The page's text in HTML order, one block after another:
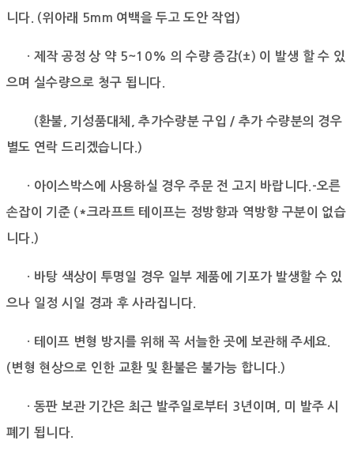
니다. (위아래 5mm 여백을 두고 도안 작업)
· 제작 공정 상 약 5~10% 의 수량 증감(±) 이 발생 할 수 있
으며 실수량으로 청구 됩니다.
(환불, 기성품대체, 추가수량분 구입 / 추가 수량분의 경우
별도 연락 드리겠습니다.)
· 아이스박스에 사용하실 경우 주문 전 고지 바랍니다.-오른
손잡이 기준 (*크라프트 테이프는 정방향과 역방향 구분이 없습
니다.)
· 바탕 색상이 투명일 경우 일부 제품에 기포가 발생할 수 있
으나 일정 시일 경과 후 사라집니다.
· 테이프 변형 방지를 위해 꼭 서늘한 곳에 보관해 주세요.
(변형 현상으로 인한 교환 및 환불은 불가능 합니다.)
· 동판 보관 기간은 최근 발주일로부터 3년이며, 미 발주 시
폐기 됩니다.